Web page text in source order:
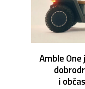
Amble
i